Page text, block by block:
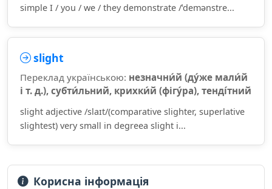
simple I / you / we / they demonstrate /ˈdemənstre...
slight
Переклад українською: незначни́й (ду́же мали́й
і т. д.), субти́льний, крихки́й (фігу́ра), тенді́тний
slight adjective /slaɪt/(comparative slighter, superlative
slightest) very small in degreea slight i...
Корисна інформація